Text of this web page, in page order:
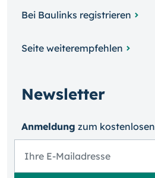
Bei Baulinks registrieren
Seite weiterempfehlen
Newsletter
Anmeldung zum kosten­losen